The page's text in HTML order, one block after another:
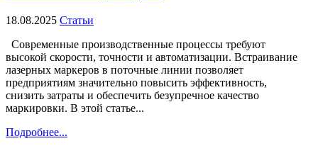
18.08.2025 Статьи
Современные производственные процессы требуют
высокой скорости, точности и автоматизации. Встраивание
лазерных маркеров в поточные линии позволяет
предприятиям значительно повысить эффективность,
снизить затраты и обеспечить безупречное качество
маркировки. В этой статье...
Подробнее...